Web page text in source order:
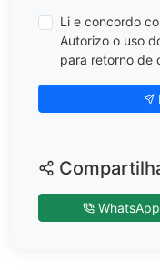
Li e concordo
Autorizo o uso
para retorno de
WhatsApp